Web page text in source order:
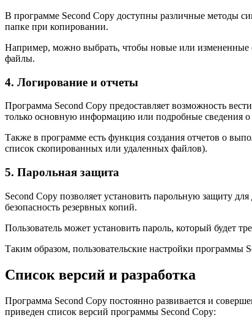
В программе Second Copy доступны различные методы
папке при копировании.
Например, можно выбрать, чтобы новые или измененные
файлы.
4. Логирование и отчеты
Программа Second Copy предоставляет возможность
только основную информацию или подробные сведения
Также в программе есть функция создания отчетов о
список скопированных или удаленных файлов).
5. Парольная защита
Second Copy позволяет установить парольную защиту
безопасность резервных копий.
Пользователь может установить пароль, который будет
Таким образом, пользовательские настройки программы
Список версий и разработка
Программа Second Copy постоянно развивается и
приведен список версий программы Second Copy: